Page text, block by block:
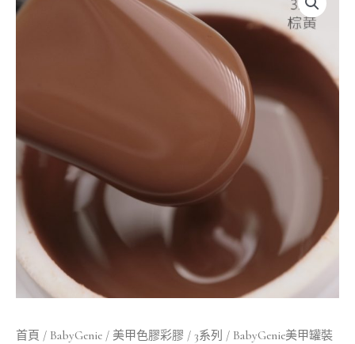
首頁 / BabyGenie / 美甲色膠彩膠 / 3系列 / BabyGenie美甲罐裝
美
膠
棕
黃
324
數